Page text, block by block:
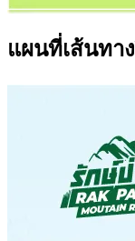
แผนที่เส้นทา